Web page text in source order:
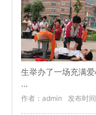
生举办了一场充满
…
作者：admin 发布时